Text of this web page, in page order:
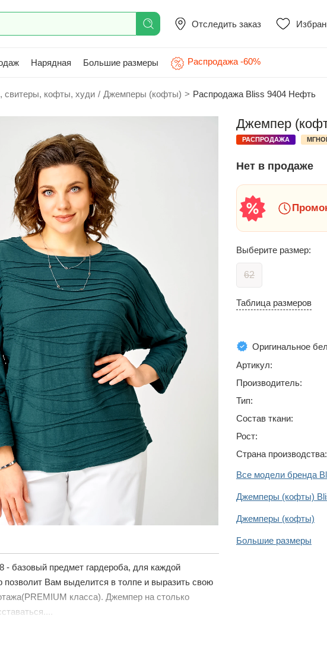
Отследить заказ
Нарядная Большие размеры Распродажа -60%
свитеры, кофты, худи / Джемперы (кофты) > Распродажа Bliss 9404 Нефть
- базовый предмет гардероба, для каждой
Вам выделится в толпе и выразить свою
класса). Джемпер на столько
Джемпер
РАСПРОДАЖА
Нет в продаже
Выберите размер:
62
Таблица размеров
Оригинальное
Артикул:
Производитель:
Тип:
Состав ткани:
Рост:
Страна производства:
Все модели бренда
Джемперы (кофты)
Джемперы (кофты)
Большие размеры